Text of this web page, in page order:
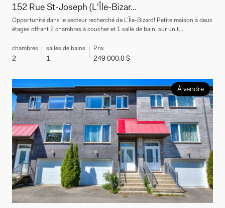
152 Rue St-Joseph (L'Île-Bizar...
Opportunité dans le secteur recherché de L'Île-Bizard! Petite maison à deux
étages offrant 2 chambres à coucher et 1 salle de bain, sur un t...
chambres
2
salles de bains
1
Prix
249 000.0 $
À vendre